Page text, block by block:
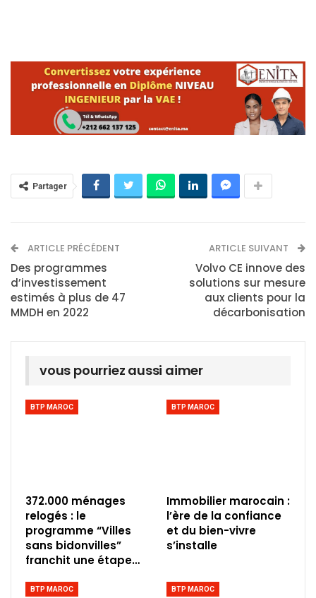
Partager
ARTICLE PRÉCÉDENT
Des programmes
d’investissement
estimés à plus de 47
MMDH en 2022
ARTICLE SUIVANT
Volvo CE innove des
solutions sur mesure
aux clients pour la
décarbonisation
vous pourriez aussi aimer
BTP MAROC
372.000 ménages
relogés : le
programme “Villes
sans bidonvilles”
franchit une étape…
BTP MAROC
Immobilier marocain :
l’ère de la confiance
et du bien-vivre
s’installe
BTP MAROC BTP MAROC